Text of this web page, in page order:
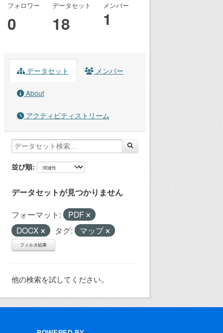
フォロワー
0
データセット
18
メンバー
1
データセット メンバー
About
アクティビティストリーム
並び順
データセットが見つかりません
フォーマット:
PDF
DOCX
タグ: マップ
フィルタ結果
他の検索を試してください。